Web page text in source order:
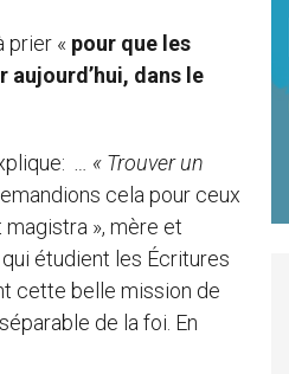
prier « pour que les
aujourd’hui, dans le
… « Trouver un
cela pour ceux
», mère et
étudient les Écritures
cette belle mission de
de la foi. En